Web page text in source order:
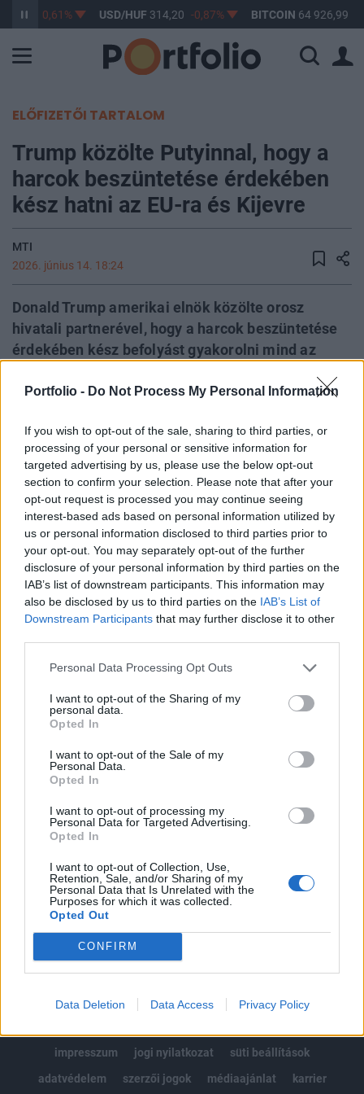
Portfolio - Do Not Process My Personal Information
If you wish to opt-out of the sale, sharing to third parties, or
processing of your personal or sensitive information for
targeted advertising by us, please use the below opt-out
section to confirm your selection. Please note that after your
opt-out request is processed you may continue seeing
interest-based ads based on personal information utilized by
us or personal information disclosed to third parties prior to
your opt-out. You may separately opt-out of the further
disclosure of your personal information by third parties on the
IAB’s list of downstream participants. This information may
also be disclosed by us to third parties on the IAB’s List of
Downstream Participants that may further disclose it to other
Personal Data Processing Opt Outs
I want to opt-out of the Sharing of my
personal data.
Opted In
I want to opt-out of the Sale of my
Personal Data.
Opted In
I want to opt-out of processing my
Personal Data for Targeted Advertising.
Opted In
I want to opt-out of Collection, Use,
Retention, Sale, and/or Sharing of my
Personal Data that Is Unrelated with the
Purposes for which it was collected.
Opted Out
CONFIRM
Data Deletion Data Access Privacy Policy
-0,61% USD/HUF 314,20 -0,87% BITCOIN 64 926,99
ELŐFIZETŐI TARTALOM
Trump közölte Putyinnal, hogy a
harcok beszüntetése érdekében
kész hatni az EU-ra és Kijevre
MTI
2026. június 14. 18:24
Donald Trump amerikai elnök közölte orosz
hivatali partnerével, hogy a harcok beszüntetése
érdekében kész befolyást gyakorolni mind az
Jurij Usakov, az orosz elnök külpolitikai
Közölte, hogy Vlagyimir Putyin orosz elnök mintegy
egyórás telefonbeszélgetést folytatott a nap folyamán
Trumppal, egyebek között felköszöntve őt 80.
születésnapja alkalmából és sikert kívánva neki a
labdarúgó-világbajnokság megrendezéséhez. Trump ismét
hangsúlyozta a harci cselekmények leállításának
szükségességét. Kijelentette, hogy kész befolyást
gyakorolni...
KEDVES OLVASÓNK!
A keresett cikk a portfolio.hu hírarchívumához
regisztrációhoz kötött.
Portfolio.hu teljes cikkarchívum
Kötéslisták: BÉT elmúlt 2 év napon belüli
MÁR ELŐFIZETŐNK VAGY?BEJELENTKEZÉS
impresszum
jogi nyilatkozat
süti beállítások
adatvédelem
szerzői jogok médiaajánlat karrier